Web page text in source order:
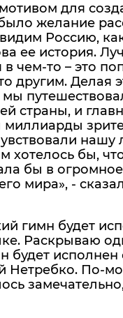
для
желание
Россию,
ее история.
в чем-то – это
другим. Делая
страны, и
нашу
хотелось бы,
бы в
мира», -
гимн будет
Раскрываю
будет
Нетребко. По-